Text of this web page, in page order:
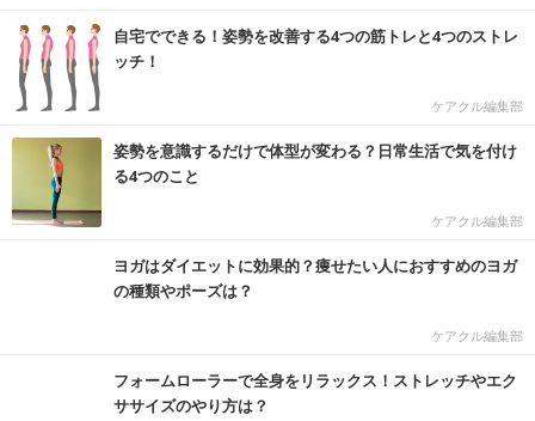
自宅でできる！姿勢を改善する4つの筋トレと4つのストレ
ッチ！
ケアクル編集部
姿勢を意識するだけで体型が変わる？日常生活で気を付け
る4つのこと
ケアクル編集部
ヨガはダイエットに効果的？痩せたい人におすすめのヨガ
の種類やポーズは？
ケアクル編集部
フォームローラーで全身をリラックス！ストレッチやエク
ササイズのやり方は？